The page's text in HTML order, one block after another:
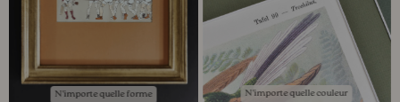
N'importe quelle forme N'importe quelle couleur